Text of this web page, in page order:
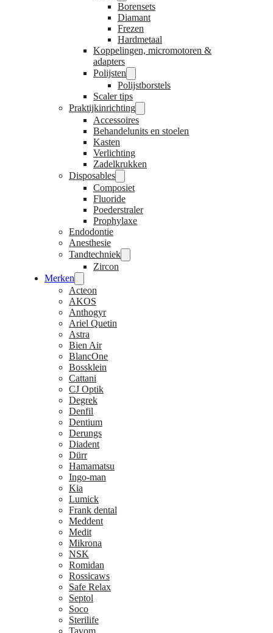
Borensets
Diamant
Frezen
Hardmetaal
Koppelingen, micromotoren &
adapters
Polijsten
Polijstborstels
Scaler tips
Praktijkinrichting
Accessoires
Behandelunits en stoelen
Kasten
Verlichting
Zadelkrukken
Disposables
Composiet
Fluoride
Poederstraler
Prophylaxe
Endodontie
Anesthesie
Tandtechniek
Zircon
Merken
Acteon
AKOS
Anthogyr
Ariel Quetin
Astra
Bien Air
BlancOne
Bossklein
Cattani
CJ Optik
Degrek
Denfil
Dentium
Derungs
Diadent
Dürr
Hamamatsu
Ingo-man
Kia
Lumick
Frank dental
Meddent
Medit
Mikrona
NSK
Romidan
Rossicaws
Safe Relax
Septol
Soco
Sterilife
Tavom